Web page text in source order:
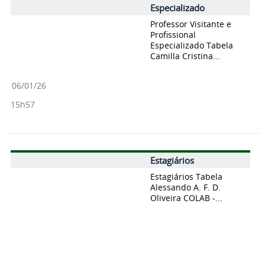
Especializado
Professor Visitante e
Profissional
Especializado Tabela
Camilla Cristina...
06/01/26
15h57
Estagiários
Estagiários Tabela
Alessando A. F. D.
Oliveira COLAB -...